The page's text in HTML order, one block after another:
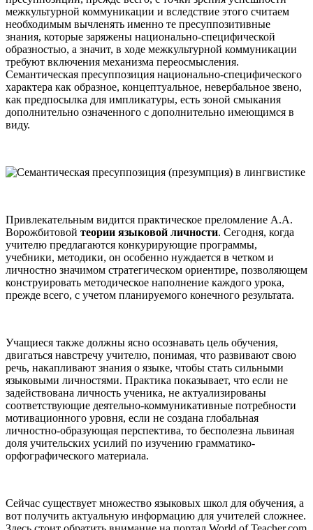
межкультурной коммуникации и вследствие этого считаем
необходимым вычленять именно те пресуппозитивные
знания, которые заряжены национально-специфической
образностью, а значит, в ходе межкультурной коммуникации
требуют включения механизма переосмысления.
Семантическая пресуппозиция национально-специфического
характера как образное, концептуальное, невербальное звено,
как предпосылка для импликатуры, есть зоной смыкания
дополнительно означенного с дополнительно имеющимся в
виду.
Привлекательным видится практическое преломление А.А.
Ворожбитовой теории языковой личности. Сегодня, когда
учителю предлагаются конкурирующие программы,
учебники, методики, он особенно нуждается в четком и
личностно значимом стратегическом ориентире, позволяющем
конструировать методическое наполнение каждого урока,
прежде всего, с учетом планируемого конечного результата.
Учащиеся также должны ясно осознавать цель обучения,
двигаться навстречу учителю, понимая, что развивают свою
речь, накапливают знания о языке, чтобы стать сильными
языковыми личностями. Практика показывает, что если не
задействована личность ученика, не актуализированы
соответствующие деятельно-коммуникативные потребности
мотивационного уровня, если не создана глобальная
личностно-образующая перспектива, то бесполезна львиная
доля учительских усилий по изучению грамматико-
орфографического материала.
Сейчас существует множество языковых школ для обучения, а
вот получить актуальную информацию для учителей сложнее.